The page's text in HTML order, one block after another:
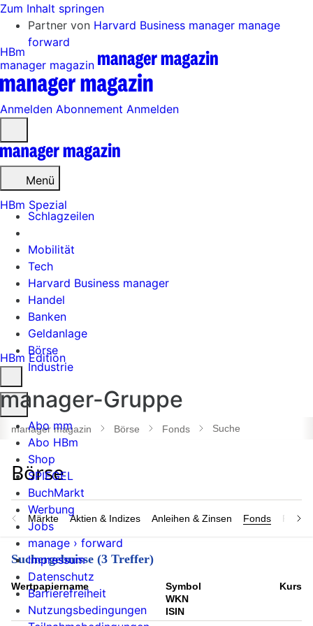
Zum Inhalt springen
Partner von Harvard Business manager manage
forward
manager magazin
Anmelden Abonnement Anmelden
öffnen
Menü
Schlagzeilen
Mobilität
Tech
Harvard Business manager
Handel
Banken
Geldanlage
Börse
Industrie
Suche
öffnen
manager magazin Börse Fonds Suche
Märkte Aktien & Indizes Anleihen & Zinsen Fonds
Suchergebnisse (3 Treffer)
Wert­papier­name
Symbol
WKN
ISIN
Kurs
HBm
HBm Spezial
HBm Edition
manager-Gruppe
Abo mm
Abo HBm
Shop
SPIEGEL
BuchMarkt
Werbung
Jobs
manage › forward
Impressum
Datenschutz
Barrierefreiheit
Nutzungsbedingungen